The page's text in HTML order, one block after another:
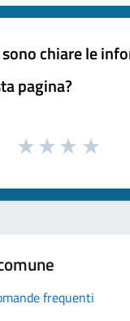
chiare le
pagina?
frequenti